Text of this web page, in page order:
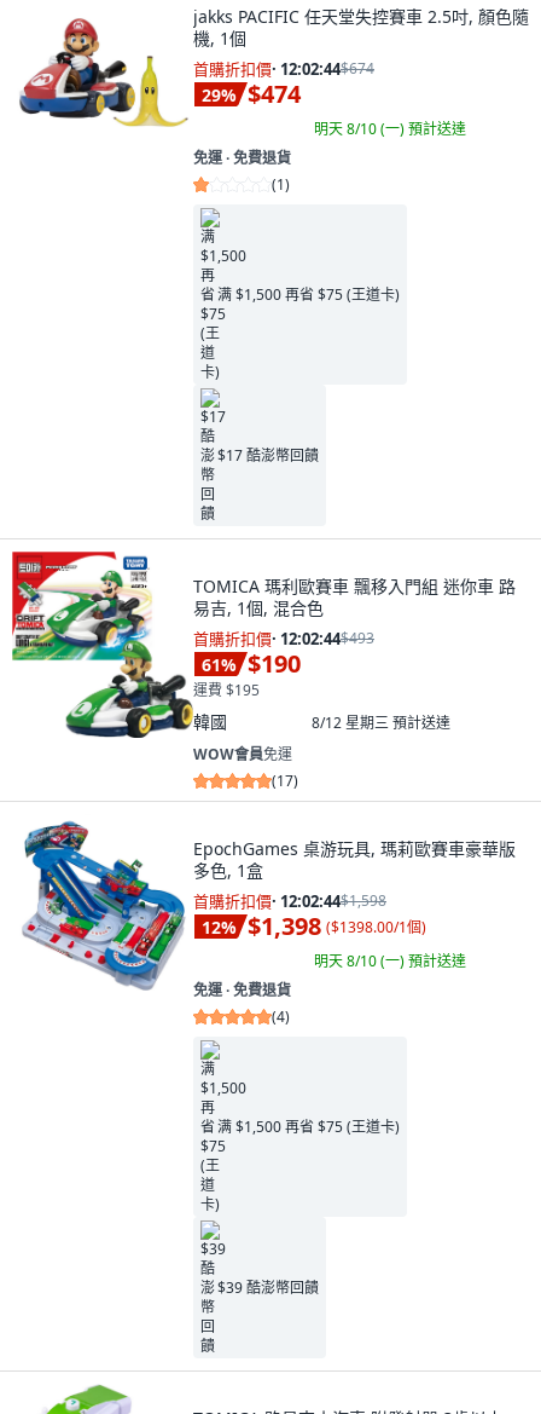
jakks PACIFIC 任天堂失控賽車 2.5吋, 顏色隨
機, 1個
首購折扣價· 12:02:43$674
29% $474
明天 8/10 (一)預計送達
免運 ∙ 免費退貨
(1)
满 $1,500 再省 $75 (王道卡)
$17 酷澎幣回饋
TOMICA 瑪利歐賽車 飄移入門組 迷你車 路
易吉, 1個, 混合色
首購折扣價· 12:02:43$493
61% $190
運費 $195
韓國 8/12 星期三預計送達
WOW會員免運
(17)
EpochGames 桌游玩具, 瑪莉歐賽車豪華版
多色, 1盒
首購折扣價· 12:02:43$1,598
12% $1,398 ($1398.00/1個)
明天 8/10 (一)預計送達
免運 ∙ 免費退貨
(4)
满 $1,500 再省 $75 (王道卡)
$39 酷澎幣回饋